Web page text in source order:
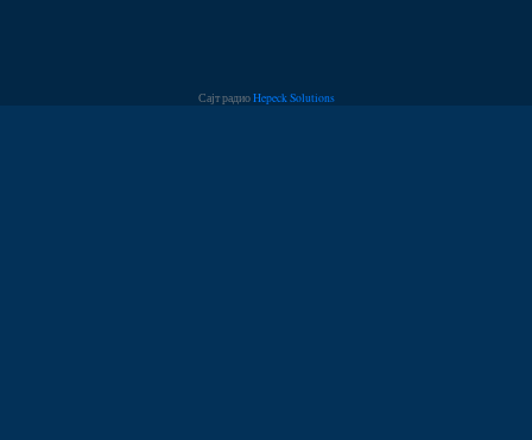
Сајт радиоHepeck Solutions